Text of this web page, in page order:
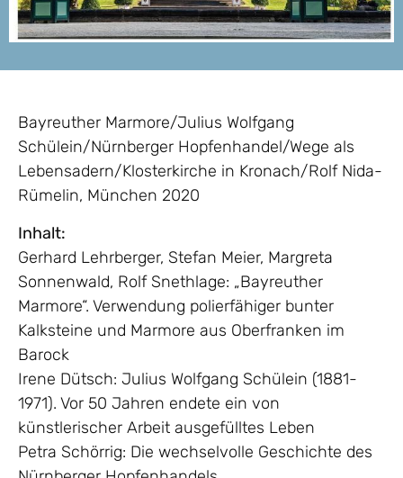
Bayreuther Marmore/Julius Wolfgang
Schülein/Nürnberger Hopfenhandel/Wege als
Lebensadern/Klosterkirche in Kronach/Rolf Nida-
Rümelin, München 2020
Inhalt:
Gerhard Lehrberger, Stefan Meier, Margreta
Sonnenwald, Rolf Snethlage: „Bayreuther
Marmore“. Verwendung polierfähiger bunter
Kalksteine und Marmore aus Oberfranken im
Barock
Irene Dütsch: Julius Wolfgang Schülein (1881-
1971). Vor 50 Jahren endete ein von
künstlerischer Arbeit ausgefülltes Leben
Petra Schörrig: Die wechselvolle Geschichte des